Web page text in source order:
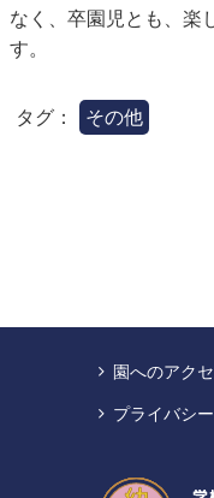
なく、卒園児とも、楽
す。
タグ： その他
園へのアク
プライバシ